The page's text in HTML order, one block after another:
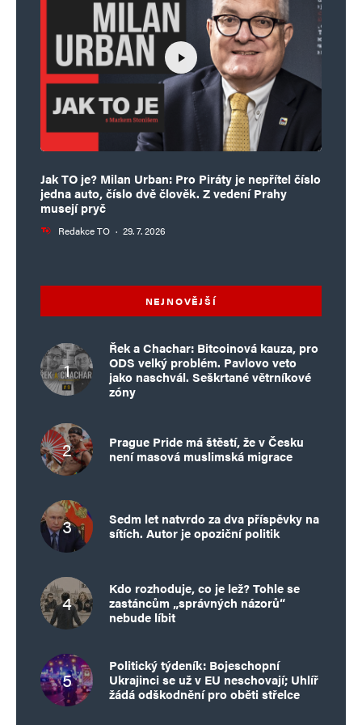
Jak TO je? Milan Urban: Pro Piráty je nepřítel číslo
jedna auto, číslo dvě člověk. Z vedení Prahy
musejí pryč
Redakce TO · 29. 7. 2026
NEJNOVĚJŠÍ
Řek a Chachar: Bitcoinová kauza, pro
ODS velký problém. Pavlovo veto
jako naschvál. Seškrtané větrníkové
zóny
Prague Pride má štěstí, že v Česku
není masová muslimská migrace
Sedm let natvrdo za dva příspěvky na
sítích. Autor je opoziční politik
Kdo rozhoduje, co je lež? Tohle se
zastáncům „správných názorů“
nebude líbit
Politický týdeník: Bojeschopní
Ukrajinci se už v EU neschovají; Uhlíř
žádá odškodnění pro oběti střelce